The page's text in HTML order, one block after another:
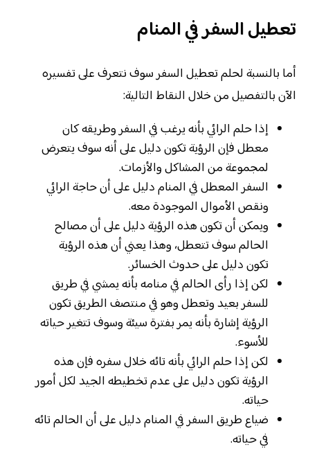
تعطيل السفر في المنام
أما بالنسبة لحلم تعطيل السفر سوف نتعرف على تفسيره
الآن بالتفصيل من خلال النقاط التالية:
إذا حلم الرائي بأنه يرغب في السفر وطريقه كان
معطل فإن الرؤية تكون دليل على أنه سوف يتعرض
لمجموعة من المشاكل والأزمات.
السفر المعطل في المنام دليل على أن حاجة الرائي
ونقص الأموال الموجودة معه.
ويمكن أن تكون هذه الرؤية دليل على أن مصالح
الحالم سوف تتعطل، وهذا يعني أن هذه الرؤية
تكون دليل على حدوث الخسائر.
لكن إذا رأى الحالم في منامه بأنه يمشي في طريق
للسفر بعيد وتعطل وهو في منتصف الطريق تكون
الرؤية إشارة بأنه يمر بفترة سيئة وسوف تتغير حياته
للأسوء.
لكن إذا حلم الرائي بأنه تائه خلال سفره فإن هذه
الرؤية تكون دليل على عدم تخطيطه الجيد لكل أمور
حياته.
ضياع طريق السفر في المنام دليل على أن الحالم تائه
في حياته.